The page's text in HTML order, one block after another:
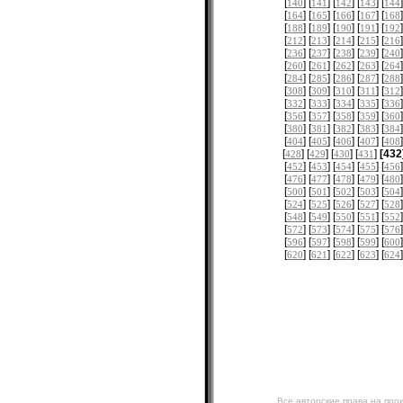
[140] [141] [142] [143] [144
[164] [165] [166] [167] [168
[188] [189] [190] [191] [192
[212] [213] [214] [215] [216
[236] [237] [238] [239] [240
[260] [261] [262] [263] [264
[284] [285] [286] [287] [288
[308] [309] [310] [311] [312
[332] [333] [334] [335] [336
[356] [357] [358] [359] [360
[380] [381] [382] [383] [384
[404] [405] [406] [407] [408
[428] [429] [430] [431] [432]
[452] [453] [454] [455] [456
[476] [477] [478] [479] [480
[500] [501] [502] [503] [504
[524] [525] [526] [527] [528
[548] [549] [550] [551] [552
[572] [573] [574] [575] [576
[596] [597] [598] [599] [600
[620] [621] [622] [623] [624
Все авторские права на